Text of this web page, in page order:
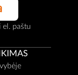
el. paštu